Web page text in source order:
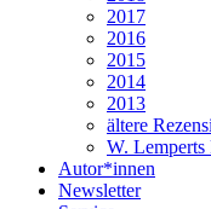
2017
2016
2015
2014
2013
ältere
W. Lemperts
Autor*innen
Newsletter